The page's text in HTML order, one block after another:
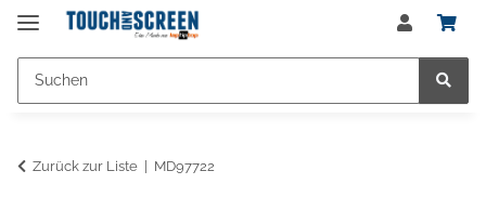
Zurück zur Liste MD97722